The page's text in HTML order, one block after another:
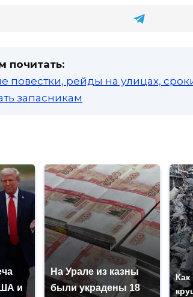
почитать:
повестки, рейды на улицах,
запасникам
и
На Урале из казны
были украдены 18
Как